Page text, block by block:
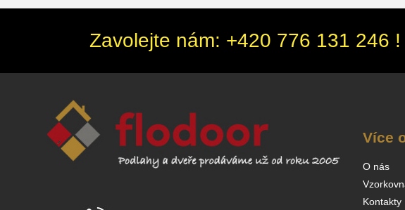
Zavolejte nám: +420 776 131 246
Více
O nás
Kontakty